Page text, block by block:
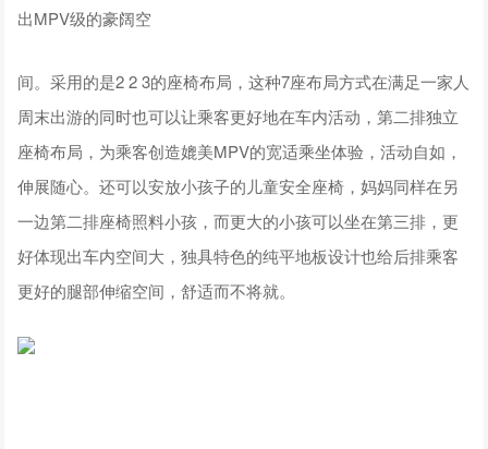
出MPV级的豪阔空
间。采用的是2 2 3的座椅布局，这种7座布局方式在满足一家人
周末出游的同时也可以让乘客更好地在车内活动，第二排独立
座椅布局，为乘客创造媲美MPV的宽适乘坐体验，活动自如，
伸展随心。还可以安放小孩子的儿童安全座椅，妈妈同样在另
一边第二排座椅照料小孩，而更大的小孩可以坐在第三排，更
好体现出车内空间大，独具特色的纯平地板设计也给后排乘客
更好的腿部伸缩空间，舒适而不将就。